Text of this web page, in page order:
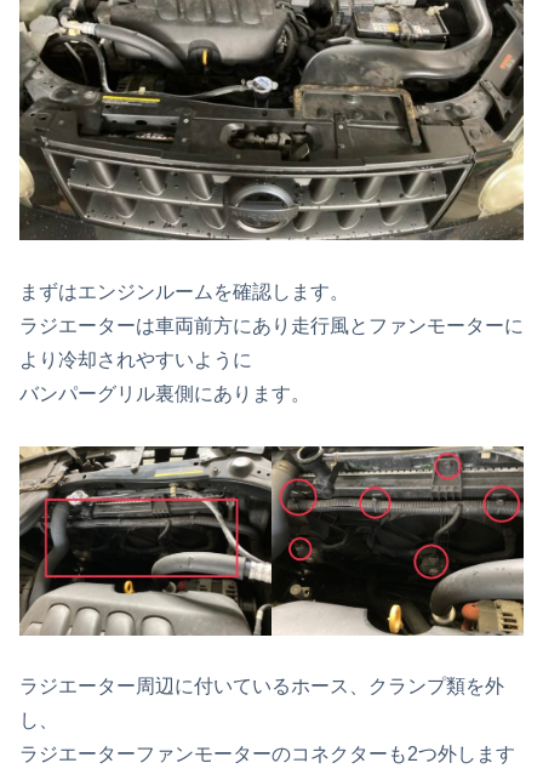
まずはエンジンルームを確認します。
ラジエーターは車両前方にあり走行風とファンモーターに
より冷却されやすいように
バンパーグリル裏側にあります。
ラジエーター周辺に付いているホース、クランプ類を外
し、
ラジエーターファンモーターのコネクターも2つ外します